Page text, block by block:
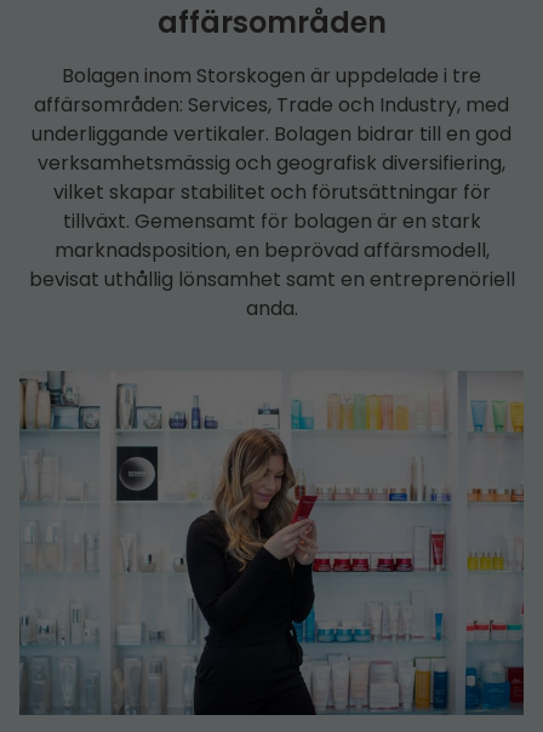
affärsområden
Bolagen inom Storskogen är uppdelade i tre
affärsområden: Services, Trade och Industry, med
underliggande vertikaler. Bolagen bidrar till en god
verksamhetsmässig och geografisk diversifiering,
vilket skapar stabilitet och förutsättningar för
tillväxt. Gemensamt för bolagen är en stark
marknadsposition, en beprövad affärsmodell,
bevisat uthållig lönsamhet samt en entreprenöriell
anda.